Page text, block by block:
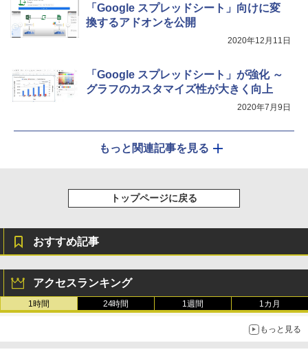
「Google スプレッドシート」向けに変
換するアドオンを公開
2020年12月11日
「Google スプレッドシート」が強化 ～
グラフのカスタマイズ性が大きく向上
2020年7月9日
もっと関連記事を見る
トップページに戻る
おすすめ記事
アクセスランキング
1時間 24時間 1週間 1カ月
もっと見る